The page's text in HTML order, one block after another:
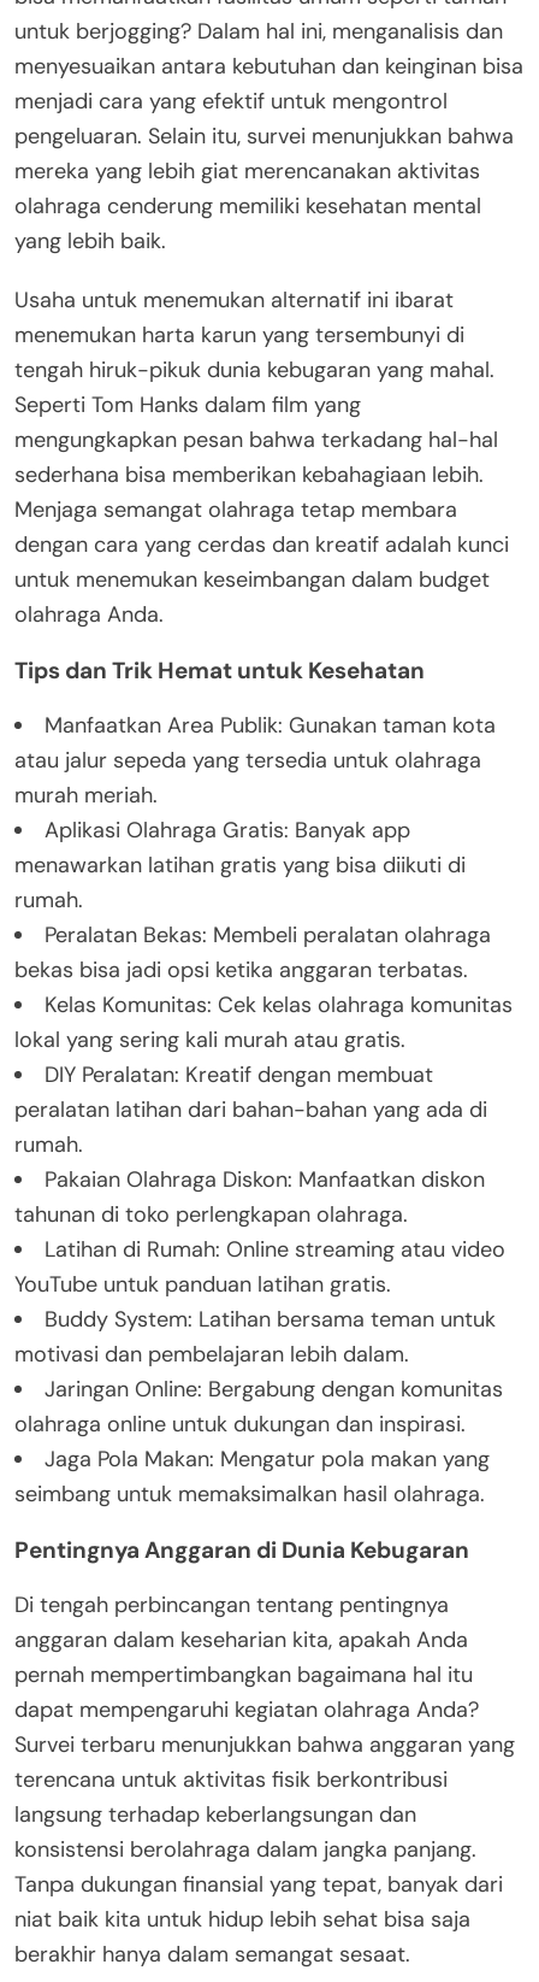
untuk berjogging? Dalam hal ini, menganalisis dan
menyesuaikan antara kebutuhan dan keinginan bisa
menjadi cara yang efektif untuk mengontrol
pengeluaran. Selain itu, survei menunjukkan bahwa
mereka yang lebih giat merencanakan aktivitas
olahraga cenderung memiliki kesehatan mental
yang lebih baik.
Usaha untuk menemukan alternatif ini ibarat
menemukan harta karun yang tersembunyi di
tengah hiruk-pikuk dunia kebugaran yang mahal.
Seperti Tom Hanks dalam film yang
mengungkapkan pesan bahwa terkadang hal-hal
sederhana bisa memberikan kebahagiaan lebih.
Menjaga semangat olahraga tetap membara
dengan cara yang cerdas dan kreatif adalah kunci
untuk menemukan keseimbangan dalam budget
olahraga Anda.
Tips dan Trik Hemat untuk Kesehatan
Manfaatkan Area Publik: Gunakan taman kota
atau jalur sepeda yang tersedia untuk olahraga
murah meriah.
Aplikasi Olahraga Gratis: Banyak app
menawarkan latihan gratis yang bisa diikuti di
rumah.
Peralatan Bekas: Membeli peralatan olahraga
bekas bisa jadi opsi ketika anggaran terbatas.
Kelas Komunitas: Cek kelas olahraga komunitas
lokal yang sering kali murah atau gratis.
DIY Peralatan: Kreatif dengan membuat
peralatan latihan dari bahan-bahan yang ada di
rumah.
Pakaian Olahraga Diskon: Manfaatkan diskon
tahunan di toko perlengkapan olahraga.
Latihan di Rumah: Online streaming atau video
YouTube untuk panduan latihan gratis.
Buddy System: Latihan bersama teman untuk
motivasi dan pembelajaran lebih dalam.
Jaringan Online: Bergabung dengan komunitas
olahraga online untuk dukungan dan inspirasi.
Jaga Pola Makan: Mengatur pola makan yang
seimbang untuk memaksimalkan hasil olahraga.
Pentingnya Anggaran di Dunia Kebugaran
Di tengah perbincangan tentang pentingnya
anggaran dalam keseharian kita, apakah Anda
pernah mempertimbangkan bagaimana hal itu
dapat mempengaruhi kegiatan olahraga Anda?
Survei terbaru menunjukkan bahwa anggaran yang
terencana untuk aktivitas fisik berkontribusi
langsung terhadap keberlangsungan dan
konsistensi berolahraga dalam jangka panjang.
Tanpa dukungan finansial yang tepat, banyak dari
niat baik kita untuk hidup lebih sehat bisa saja
berakhir hanya dalam semangat sesaat.